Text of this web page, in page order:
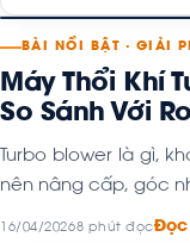
BÀI NỔI BẬT · GIẢI
Máy Thổi Khí
So Sánh Với
Turbo blower là gì,
nên nâng cấp, góc
16/04/20268 phút đọcĐọc